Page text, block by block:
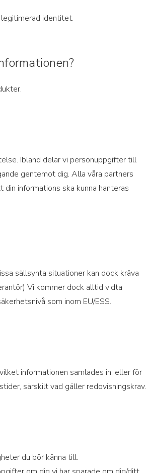
identitet.
Ibland delar vi personuppgifter till
gentemot dig. Alla våra partners
informations ska kunna hanteras
sällsynta situationer kan dock kräva
Vi kommer dock alltid vidta
som inom EU/ESS.
informationen samlades in, eller för
särskilt vad gäller redovisningskrav.
du bör känna till.